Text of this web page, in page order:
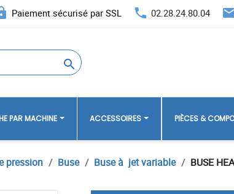
Paiement sécurisé par SSL phone 02.28.24.80.04

PAR MACHINE ACCESSOIRES PIÈCES &
pression Buse Buse à jet variable
BUSE